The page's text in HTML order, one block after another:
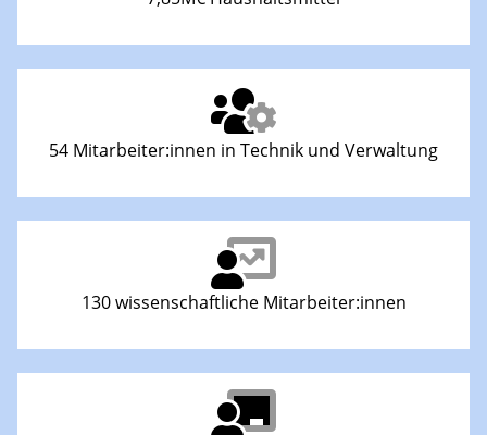
54 Mitarbeiter:innen in Technik und Verwaltung
130 wissenschaftliche Mitarbeiter:innen